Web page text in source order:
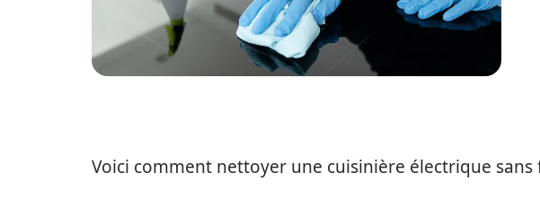
Voici comment nettoyer une cuisinière électrique